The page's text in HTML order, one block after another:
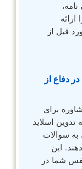
ارائه
قبل از
دفاع از
برای
اسلاید
به سوالات
این
شما در